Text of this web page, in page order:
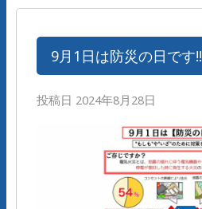
9月1日は防災の日です!!
投稿日 2024年8月28日